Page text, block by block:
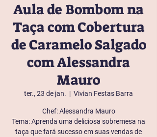
Aula de Bombom na
Taça com Cobertura
de Caramelo Salgado
com Alessandra
Mauro
ter., 23 de jan.
  |
Vivian Festas Barra
Chef: Alessandra Mauro
Tema: Aprenda uma deliciosa sobremesa na
taça que fará sucesso em suas vendas de